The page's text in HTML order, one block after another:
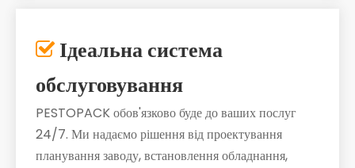
 Ідеальна система
обслуговування
PESTOPACK обов'язково буде до ваших послуг
24/7. Ми надаємо рішення від проектування
планування заводу, встановлення обладнання,